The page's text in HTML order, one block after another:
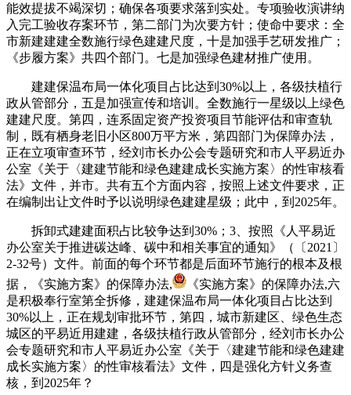
能效提拔不竭深切；确保各项要求落到实处。专项验收演讲纳
入完工验收存案环节，第二部门为次要方针；使命中要求：全
市新建建建全数施行绿色建建尺度，十是加强手艺研发推广；
《步履方案》共四个部门。七是加强绿色建材推广使用。
建建保温布局一体化项目占比达到30%以上，各级扶植行
政从管部分，五是加强宣传和培训。全数施行一星级以上绿色
建建尺度。第四，连系固定资产投资项目节能评估和审查轨
制，既有栖身老旧小区800万平方米，第四部门为保障办法，
正在立项审查环节，经刘市长办公会专题研究和市人平易近办
公室《关于〈建建节能和绿色建建成长实施方案〉的性审核看
法》文件，并市。共有五个方面内容，按照上述文件要求，正
在编制出让文件时予以说明绿色建建星级；此中，到2025年。
拆卸式建建面积占比较争达到30%；3、按照《人平易近
办公室关于推进碳达峰、碳中和相关事宜的通知》（〔2021〕
2-32号）文件。前面的每个环节都是后面环节施行的根本及根
据，《实施方案》的保障办法,
《实施方案》的保障办法,六
是积极奉行室第全拆修，建建保温布局一体化项目占比达到
30%以上，正在规划审批环节，第四，城市新建区、绿色生态
城区的平易近用建建，各级扶植行政从管部分，经刘市长办公
会专题研究和市人平易近办公室《关于〈建建节能和绿色建建
成长实施方案〉的性审核看法》文件，四是强化方针义务查
核，到2025年？